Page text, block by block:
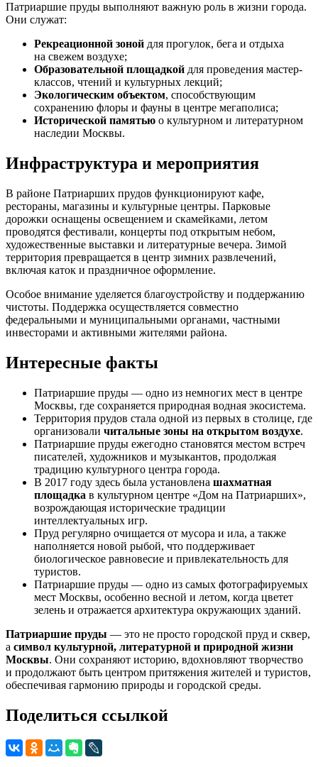
Патриаршие пруды выполняют важную роль в жизни города.
Они служат:
Рекреационной зоной для прогулок, бега и отдыха
на свежем воздухе;
Образовательной площадкой для проведения мастер-
классов, чтений и культурных лекций;
Экологическим объектом, способствующим
сохранению флоры и фауны в центре мегаполиса;
Исторической памятью о культурном и литературном
наследии Москвы.
Инфраструктура и мероприятия
В районе Патриарших прудов функционируют кафе,
рестораны, магазины и культурные центры. Парковые
дорожки оснащены освещением и скамейками, летом
проводятся фестивали, концерты под открытым небом,
художественные выставки и литературные вечера. Зимой
территория превращается в центр зимних развлечений,
включая каток и праздничное оформление.
Особое внимание уделяется благоустройству и поддержанию
чистоты. Поддержка осуществляется совместно
федеральными и муниципальными органами, частными
инвесторами и активными жителями района.
Интересные факты
Патриаршие пруды — одно из немногих мест в центре
Москвы, где сохраняется природная водная экосистема.
Территория прудов стала одной из первых в столице, где
организовали читальные зоны на открытом воздухе.
Патриаршие пруды ежегодно становятся местом встреч
писателей, художников и музыкантов, продолжая
традицию культурного центра города.
В 2017 году здесь была установлена шахматная
площадка в культурном центре «Дом на Патриарших»,
возрождающая исторические традиции
интеллектуальных игр.
Пруд регулярно очищается от мусора и ила, а также
наполняется новой рыбой, что поддерживает
биологическое равновесие и привлекательность для
туристов.
Патриаршие пруды — одно из самых фотографируемых
мест Москвы, особенно весной и летом, когда цветет
зелень и отражается архитектура окружающих зданий.
Патриаршие пруды — это не просто городской пруд и сквер,
а символ культурной, литературной и природной жизни
Москвы. Они сохраняют историю, вдохновляют творчество
и продолжают быть центром притяжения жителей и туристов,
обеспечивая гармонию природы и городской среды.
Поделиться ссылкой